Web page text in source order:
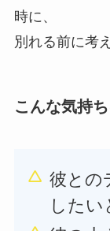
時に、
別れる前に考
こんな気持
彼との
したい